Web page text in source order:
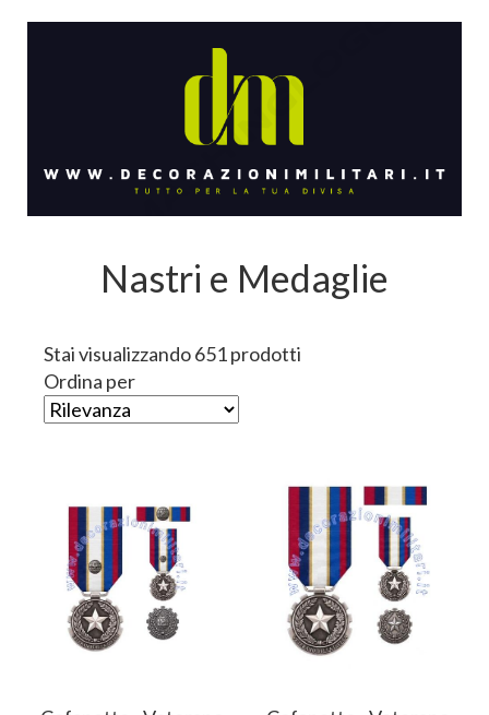
Nastri e Medaglie
Stai visualizzando 651 prodotti
Ordina per